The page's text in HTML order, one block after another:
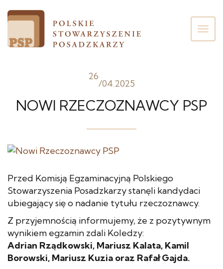
26
/04.2025
NOWI RZECZOZNAWCY PSP
Przed Komisją Egzaminacyjną Polskiego
Stowarzyszenia Posadzkarzy stanęli kandydaci
ubiegający się o nadanie tytułu rzeczoznawcy.
Z przyjemnością informujemy, że z pozytywnym
wynikiem egzamin zdali Koledzy:
Adrian Rządkowski, Mariusz Kalata, Kamil
Borowski, Mariusz Kuzia oraz Rafał Gajda.